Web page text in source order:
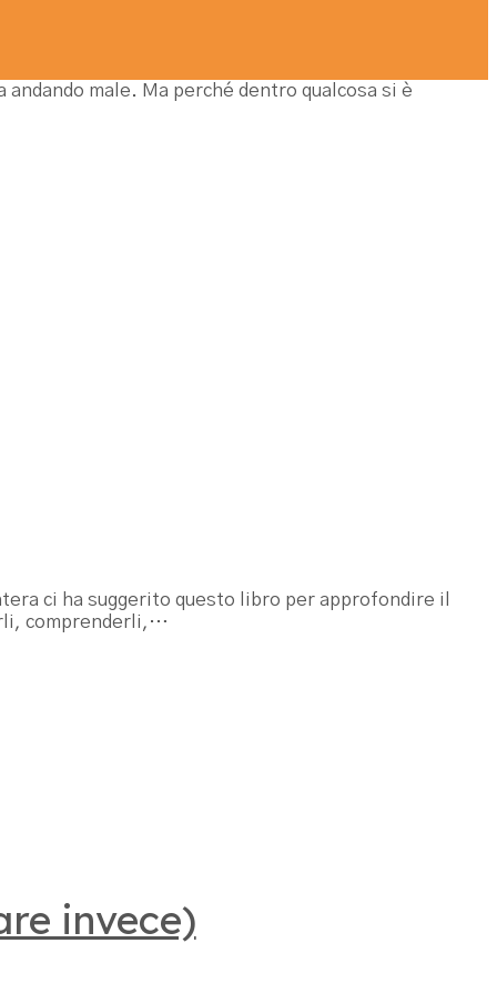
male. Ma perché dentro qualcosa si è
ci ha suggerito questo libro per approfondire il
comprenderli,…
invece)